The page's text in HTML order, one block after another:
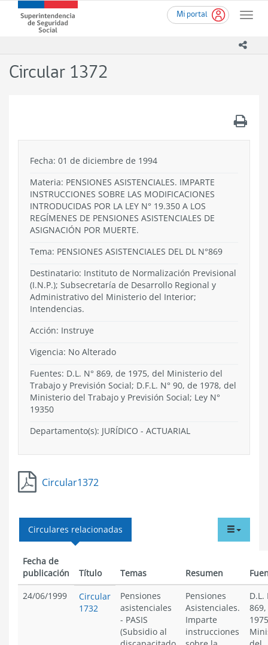
contenido
Mi portal
Toggle
Superintendencia
de
-
Circular 1372
Fecha: 01 de diciembre de 1994
Materia: PENSIONES ASISTENCIALES. IMPARTE
INSTRUCCIONES SOBRE LAS MODIFICACIONES
INTRODUCIDAS POR LA LEY N° 19.350 A LOS
REGÍMENES DE PENSIONES ASISTENCIALES DE
ASIGNACIÓN POR MUERTE.
Tema: PENSIONES ASISTENCIALES DEL DL N°869
Destinatario: Instituto de Normalización Previsional
(I.N.P.); Subsecretaría de Desarrollo Regional y
Administrativo del Ministerio del Interior;
Intendencias.
Acción: Instruye
Vigencia: No Alterado
Fuentes: D.L. N° 869, de 1975, del Ministerio del
Trabajo y Previsión Social; D.F.L. N° 90, de 1978, del
Ministerio del Trabajo y Previsión Social; Ley N°
19350
Departamento(s): JURÍDICO - ACTUARIAL
Circular1372
menu
Circulares relacionadas
Fecha de
publicación
Título Temas Resumen
24/06/1999
Circular
1732
Pensiones
asistenciales
- PASIS
(Subsidio al
Pensiones
Asistenciales.
Imparte
instrucciones
D.L.